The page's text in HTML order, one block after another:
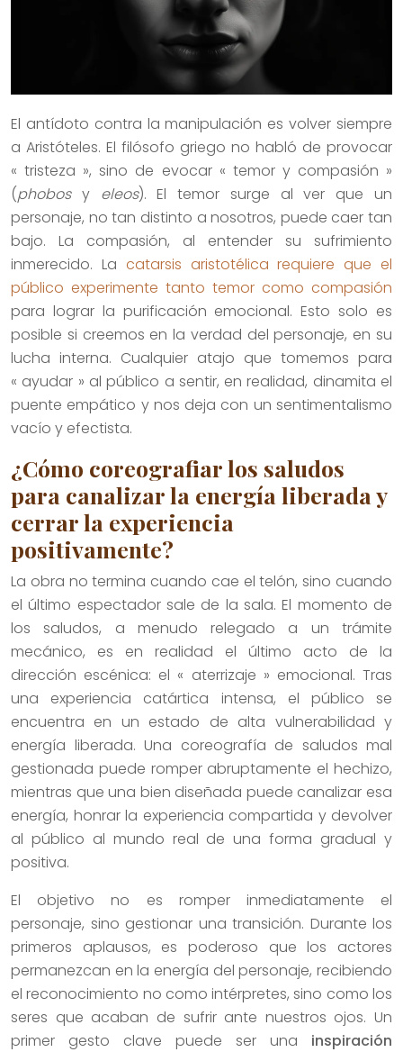
El antídoto contra la manipulación es volver siempre
a Aristóteles. El filósofo griego no habló de provocar
« tristeza », sino de evocar « temor y compasión »
(phobosy eleos). El temor surge al ver que un
personaje, no tan distinto a nosotros, puede caer tan
bajo. La compasión, al entender su sufrimiento
inmerecido. La catarsis aristotélica requiere que el
público experimente tanto temor como compasión
para lograr la purificación emocional. Esto solo es
posible si creemos en la verdad del personaje, en su
lucha interna. Cualquier atajo que tomemos para
« ayudar » al público a sentir, en realidad, dinamita el
puente empático y nos deja con un sentimentalismo
vacío y efectista.
¿Cómo coreografiar los saludos
para canalizar la energía liberada y
cerrar la experiencia
positivamente?
La obra no termina cuando cae el telón, sino cuando
el último espectador sale de la sala. El momento de
los saludos, a menudo relegado a un trámite
mecánico, es en realidad el último acto de la
dirección escénica: el « aterrizaje » emocional. Tras
una experiencia catártica intensa, el público se
encuentra en un estado de alta vulnerabilidad y
energía liberada. Una coreografía de saludos mal
gestionada puede romper abruptamente el hechizo,
mientras que una bien diseñada puede canalizar esa
energía, honrar la experiencia compartida y devolver
al público al mundo real de una forma gradual y
positiva.
El objetivo no es romper inmediatamente el
personaje, sino gestionar una transición. Durante los
primeros aplausos, es poderoso que los actores
permanezcan en la energía del personaje, recibiendo
el reconocimiento no como intérpretes, sino como los
seres que acaban de sufrir ante nuestros ojos. Un
primer gesto clave puede ser una inspiración